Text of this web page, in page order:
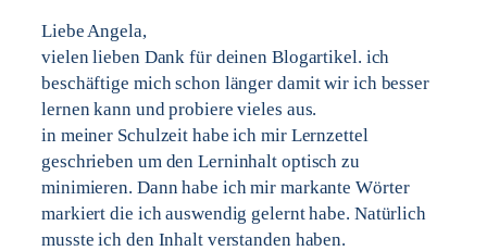
Liebe Angela,
vielen lieben Dank für deinen Blogartikel. ich
beschäftige mich schon länger damit wir ich besser
lernen kann und probiere vieles aus.
in meiner Schulzeit habe ich mir Lernzettel
geschrieben um den Lerninhalt optisch zu
minimieren. Dann habe ich mir markante Wörter
markiert die ich auswendig gelernt habe. Natürlich
musste ich den Inhalt verstanden haben.